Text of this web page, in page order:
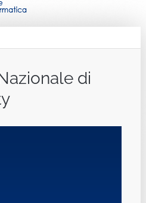
di